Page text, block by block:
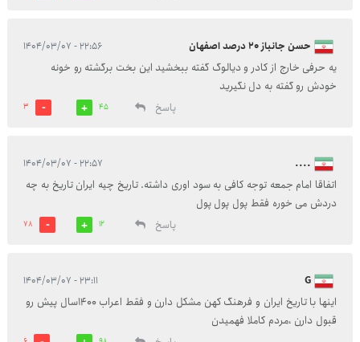
حسن جانباز ۲۰ درصد اصفهان ۲۲:۵۶ - ۱۴۰۴/۰۳/۰۷
یه حرفی خارج از کادر و دیالوگ گفته ببخشید این بخت برگشته رو خونه
خودش رو گفته به دل نگیرید
پاسخ
45
3
.... ۲۲:۵۷ - ۱۴۰۴/۰۳/۰۷
اتفاقا امام جمعه توجه کافی به سود اوری داشته. تاریخ چیه ایران تاریخ به چه
دردش می خوره فقط پول پول پول
پاسخ
12
78
G ۲۳:۱۱ - ۱۴۰۴/۰۳/۰۷
اینها با تاریخ ایران و فرهنگ کهن مشکل دارن و فقط اعراب 1400سال پیش رو
قبول دارن ،مردم کاملا فهمیدن